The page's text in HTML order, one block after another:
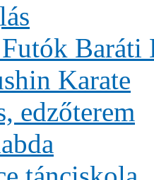
Baráti
Karate
edzőterem